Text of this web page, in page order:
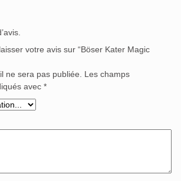
votre avis sur “Böser Kater Magic
ne sera pas publiée.
Les champs
avec *